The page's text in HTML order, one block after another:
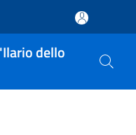
dello